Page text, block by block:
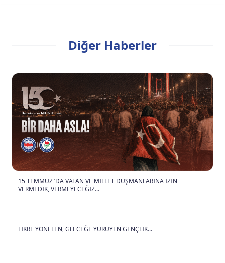
Diğer Haberler
15 TEMMUZ ’DA VATAN VE MİLLET DÜŞMANLARINA İZİN
VERMEDİK, VERMEYECEĞİZ...
FİKRE YÖNELEN, GLECEĞE YÜRÜYEN GENÇLİK...